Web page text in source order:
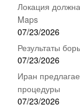
Локация
Maps
07/23/2026
Результаты
07/23/2026
Иран
процедуры
07/23/2026